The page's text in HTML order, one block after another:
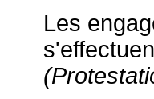
Les